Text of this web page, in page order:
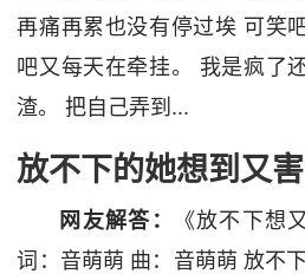
再痛再累也没有停过埃 可笑
吧又每天在牵挂。 我是疯了
渣。 把自己弄到...
放不下的她想到又
网友解答：
《放不下想
词：音萌萌 曲：音萌萌 放不